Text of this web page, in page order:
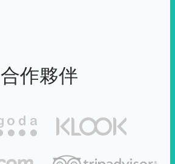
合作夥伴